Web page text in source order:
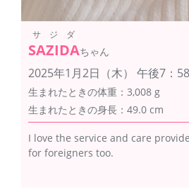
SAZIDA
サジダ
ちゃん
2025年1月2日（木） 午後7：58
生まれたときの体重：3,008 g
生まれたときの身長：49.0 cm
I love the service and care
for foreigners too.